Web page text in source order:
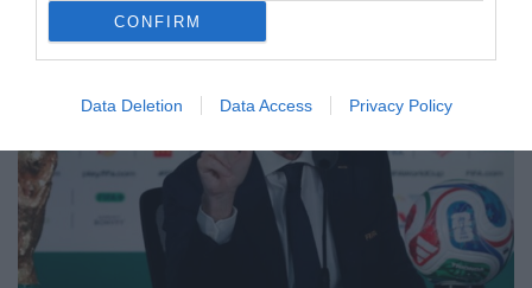
CONFIRM
Data Deletion Data Access Privacy Policy